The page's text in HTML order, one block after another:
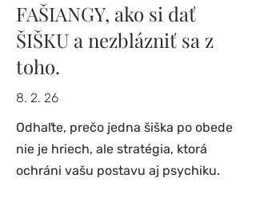
FAŠIANGY, ako si dať
ŠIŠKU a nezblázniť sa z
toho.
8. 2. 26
Odhaľte, prečo jedna šiška po obede
nie je hriech, ale stratégia, ktorá
ochráni vašu postavu aj psychiku.